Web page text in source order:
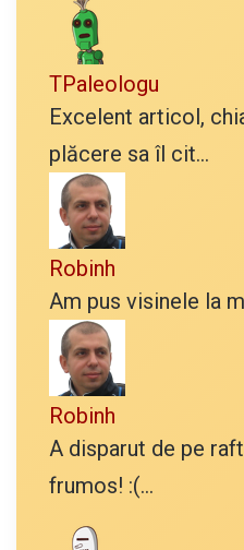
TPaleologu
Excelent articol,
plăcere sa îl cit...
Robinh
Am pus visinele la
Robinh
A disparut de pe
frumos! :(...